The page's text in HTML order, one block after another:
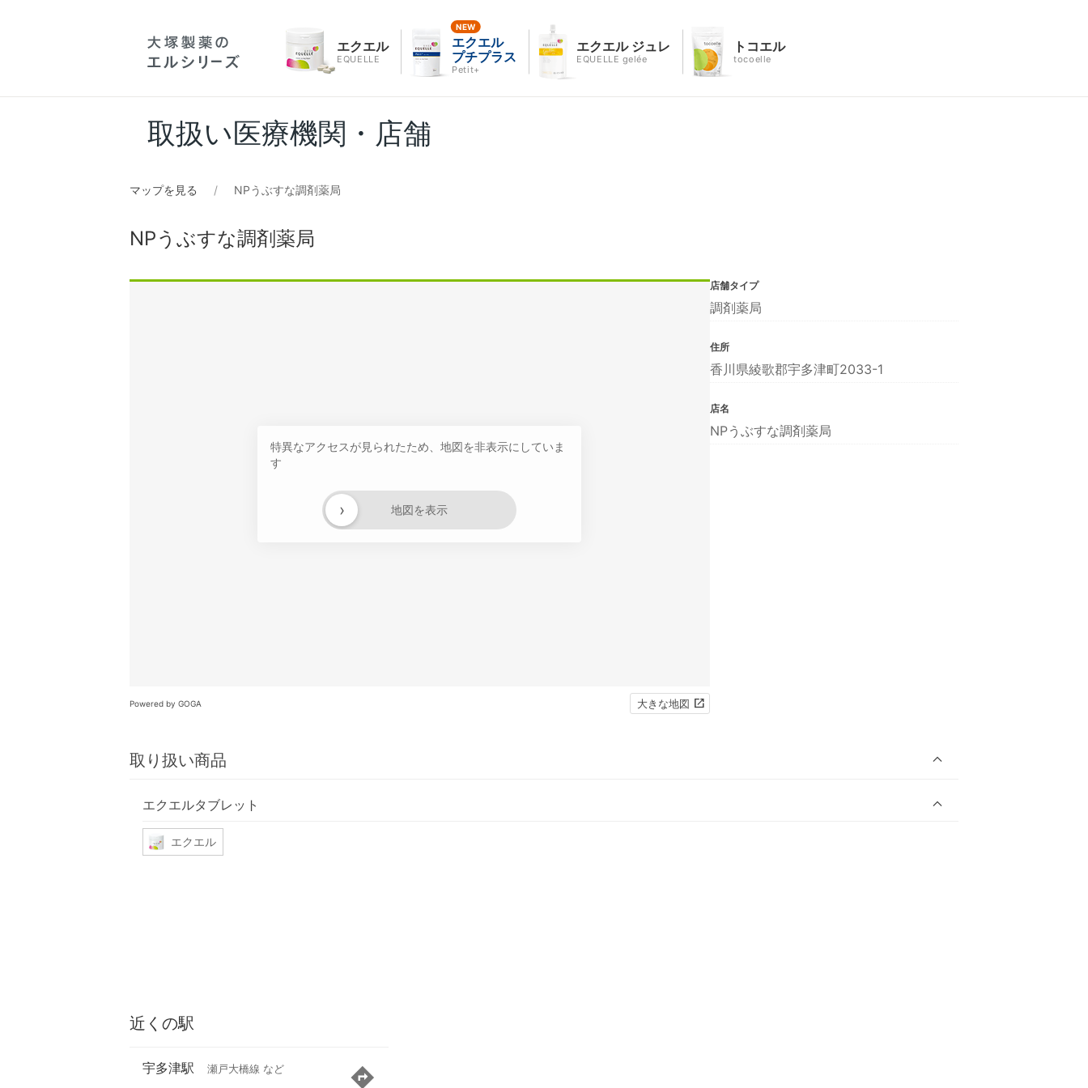
エクエル
EQUELLE
エクエル
プチプラス
Petit+
エクエル ジュレ
EQUELLE gelée
トコエル
tocoelle
取扱い医療機関・店舗
マップを見る NPうぶすな調剤薬局
NPうぶすな調剤薬局
特異なアクセスが見られたため、地図を非表示にしていま
す
地図を表示
›
Powered by GOGA 大きな地図
取り扱い商品
エクエルタブレット
エクエル
店舗タイプ
調剤薬局
住所
香川県綾歌郡宇多津町2033-1
店名
NPうぶすな調剤薬局
近くの駅
宇多津駅 瀬戸大橋線 など